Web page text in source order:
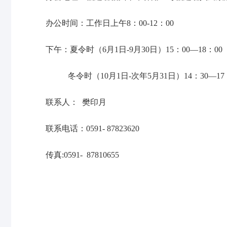
办公时间：工作日上午8：00-12：00
下午：夏令时（6月1日-9月30日）15：00—18：00
冬令时（10月1日-次年5月31日）14：30—17
联系人： 樊印月
联系电话：0591- 87823620
传真:0591- 87810655